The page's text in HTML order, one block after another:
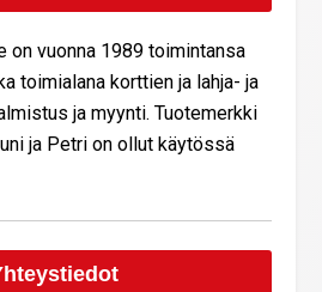
on vuonna 1989 toimintansa
toimialana korttien ja lahja- ja
ja myynti. Tuotemerkki
ja Petri on ollut käytössä